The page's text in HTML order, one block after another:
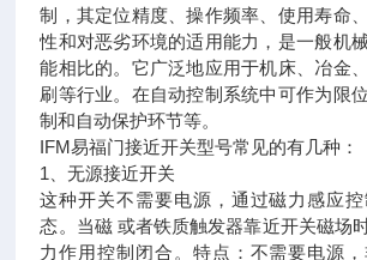
制，其定位精度、操作频率、使用寿命
性和对恶劣环境的适用能力，是一般机
能相比的。它广泛地应用于机床、冶金
刷等行业。在自动控制系统中可作为限
制和自动保护环节等。
IFM易福门接近开关型号常见的有几种：
1、无源接近开关
这种开关不需要电源，通过磁力感应
态。当磁 或者铁质触发器靠近开关磁场
力作用控制闭合。特点：不需要电源